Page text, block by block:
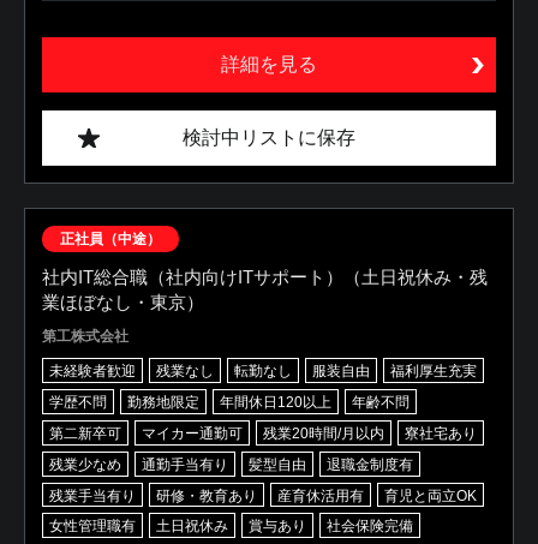
詳細を見る
検討中リストに保存
正社員（中途）
社内IT総合職（社内向けITサポート）（土日祝休み・残
業ほぼなし・東京）
第工株式会社
未経験者歓迎 残業なし 転勤なし 服装自由
福利厚生充実
学歴不問
勤務地限定 年間休日120以上
年齢不問
第二新卒可
マイカー通勤可 残業20時間/月以内
寮社宅あり
残業少なめ
通勤手当有り 髪型自由
退職金制度有
残業手当有り
研修・教育あり 産育休活用有
育児と両立OK
女性管理職有
土日祝休み 賞与あり
社会保険完備